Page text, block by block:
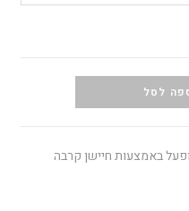
לסל
באמצעות חיישן קרבה